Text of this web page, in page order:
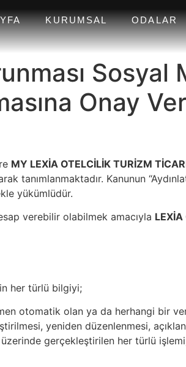
KURUMSAL ODALAR
Sosyal
Onay
MY LEXİA OTELCİLİK TURİZM
Kanunun
yükümlüdür.
verebilir olabilmek amacıyla LEXİA
her türlü bilgiyi;
otomatik olan ya da herhangi bir
yeniden düzenlenmesi,
üzerinde gerçekleştirilen her türlü